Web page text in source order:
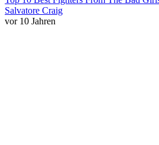
Salvatore Craig
vor 10 Jahren